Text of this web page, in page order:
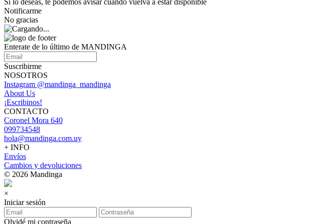
Si lo deseas, te podemos avisar cuando vuelva a estar disponible
Notificarme
No gracias
Enterate de lo último de MANDINGA
Suscribirme
NOSOTROS
Instagram @mandinga_mandinga
About Us
¡Escribinos!
CONTACTO
Coronel Mora 640
099734548
hola@mandinga.com.uy
+ INFO
Envíos
Cambios y devoluciones
© 2026 Mandinga
×
Iniciar sesión
Olvidé mi contraseña